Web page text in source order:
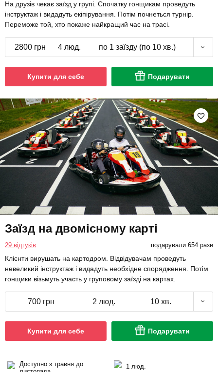
На друзів чекає заїзд у групі. Спочатку гонщикам проведуть
інструктаж і видадуть екіпірування. Потім почнеться турнір.
Переможе той, хто покаже найкращий час на трасі.
2800 грн 4 люд. по 1 заїзду (по 10 хв.)
Купити для себе Подарувати
Заїзд на двомісному карті
29 відгуків подарували 654 рази
Клієнти вирушать на картодром. Відвідувачам проведуть
невеликий інструктаж і видадуть необхідне спорядження. Потім
гонщики візьмуть участь у груповому заїзді на картах.
700 грн 2 люд. 10 хв.
Купити для себе Подарувати
Доступно з травня до
1 люд.